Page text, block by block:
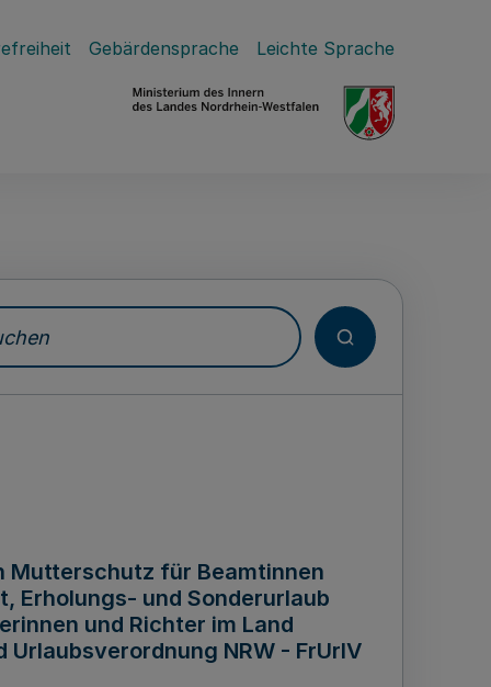
Gebärdensprache Leichte Sprache
Mutterschutz für Beamtinnen
Erholungs- und Sonderurlaub
und Richter im Land
NRW - FrUrlV